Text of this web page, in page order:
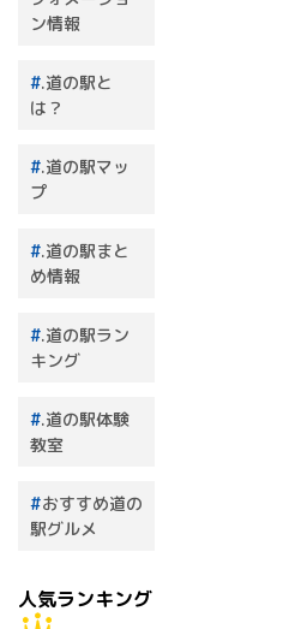
ン情報
.道の駅と
は？
.道の駅マッ
プ
.道の駅まと
め情報
.道の駅ラン
キング
.道の駅体験
教室
おすすめ道の
駅グルメ
人気ランキング